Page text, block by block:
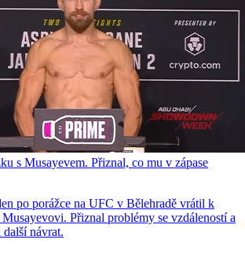
s Musayevem. Přiznal, co mu v zápase
po porážce na UFC v Bělehradě vrátil k
Přiznal problémy se vzdáleností a
další návrat.